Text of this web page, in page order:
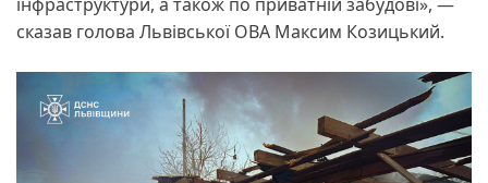
сказав голова Львівської ОВА Максим Козицький.